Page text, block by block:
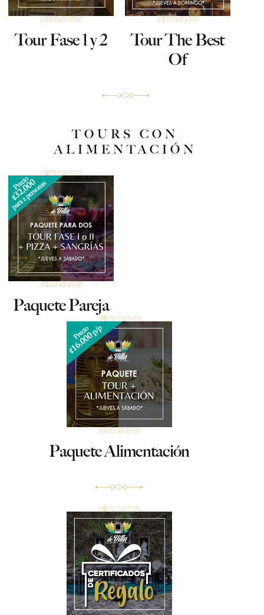
Tour Fase 1 y 2
Tour The Best
Of
TOURS CON
ALIMENTACIÓN
Paquete Pareja
Paquete Alimentación